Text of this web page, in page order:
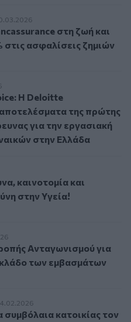
στη ζωή και υγεία,
στη ζωή και
στις ασφαλίσεις ζημιών
Η Deloitte παρουσιάζει
Η Deloitte
της πρώτης
για την εργασιακή
στην Ελλάδα
καινοτομία και Τεχνητή
καινοτομία και
στην Υγεία!
Ανταγωνισμού για
Ανταγωνισμού για
των εμβασμάτων
κατοικίας τον
κατοικίας τον